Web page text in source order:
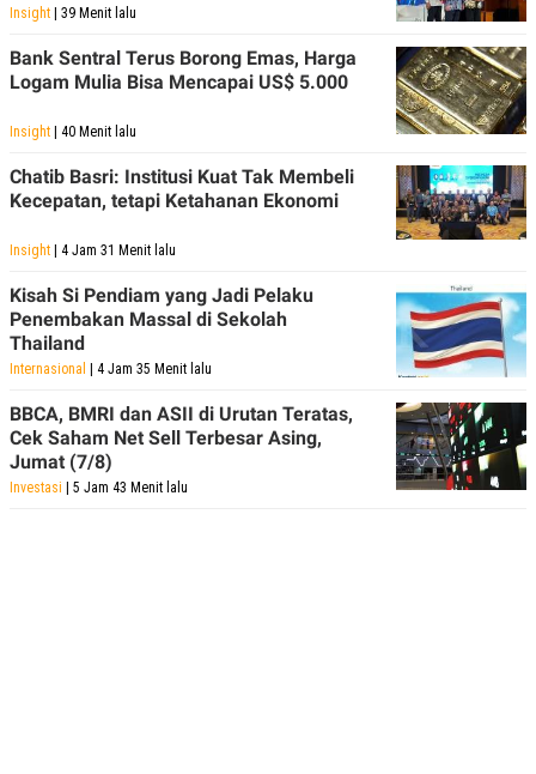
Insight | 39 Menit lalu
Bank Sentral Terus Borong Emas, Harga
Logam Mulia Bisa Mencapai US$ 5.000
Insight | 40 Menit lalu
Chatib Basri: Institusi Kuat Tak Membeli
Kecepatan, tetapi Ketahanan Ekonomi
Insight | 4 Jam 31 Menit lalu
Kisah Si Pendiam yang Jadi Pelaku
Penembakan Massal di Sekolah
Thailand
Internasional | 4 Jam 35 Menit lalu
BBCA, BMRI dan ASII di Urutan Teratas,
Cek Saham Net Sell Terbesar Asing,
Jumat (7/8)
Investasi | 5 Jam 43 Menit lalu